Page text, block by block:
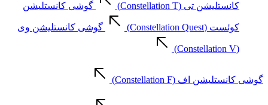
کانستلیشن تی (Constellation T) گوشی کانستلیشن
کوئست (Constellation Quest) گوشی کانستلیشن وی
(Constellation V)
گوشی کانستلیشن اف (Constellation F)